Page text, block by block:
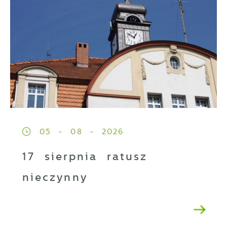
05 - 08 - 2026
17 sierpnia ratusz
nieczynny